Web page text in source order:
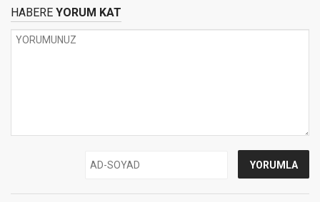
HABERE YORUM KAT